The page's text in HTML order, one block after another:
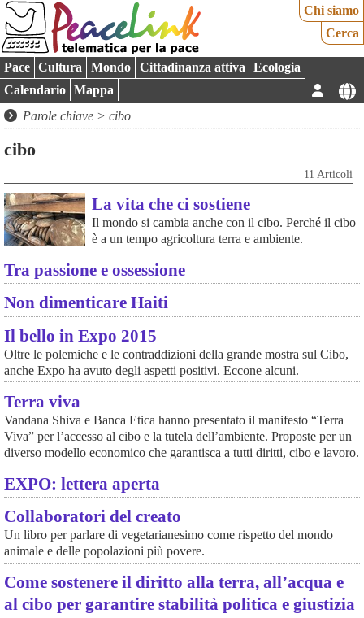
Chi siamo
Cerca
Pace Cultura Mondo Cittadinanza attiva
Ecologia
Calendario
Mappa
Parole chiave > cibo
cibo
11 Articoli
La vita che ci sostiene
Il mondo si cambia anche con il cibo. Perché il cibo
è a un tempo agricoltura terra e ambiente.
Tra passione e ossessione
Non dimenticare Haiti
Il bello in Expo 2015
Oltre le polemiche e le contraddizioni della grande mostra sul Cibo,
anche Expo ha avuto degli aspetti positivi. Eccone alcuni.
Terra viva
Vandana Shiva e Banca Etica hanno presentato il manifesto “Terra
Viva” per l’accesso al cibo e la tutela dell’ambiente. Proposte per un
diverso modello economico che garantisca a tutti diritti, cibo e lavoro.
EXPO: lettera aperta
Collaboratori del creato
Un libro per parlare di vegetarianesimo come rispetto del mondo
animale e delle popolazioni più povere.
Come sostenere il diritto alla terra, all’acqua e
al cibo per garantire stabilità politica e giustizia